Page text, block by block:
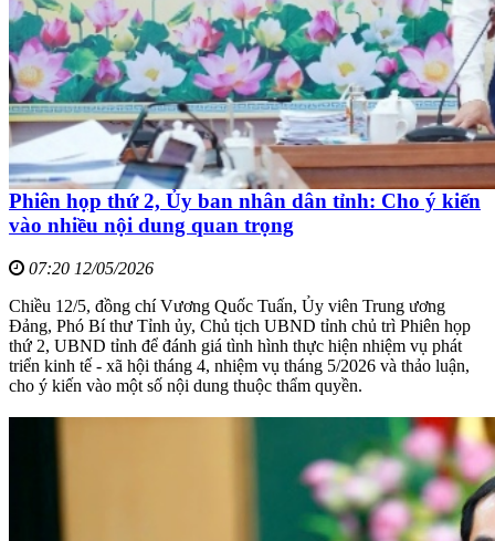
Phiên họp thứ 2, Ủy ban nhân dân tỉnh: Cho ý kiến
vào nhiều nội dung quan trọng
07:20 12/05/2026
Chiều 12/5, đồng chí Vương Quốc Tuấn, Ủy viên Trung ương
Đảng, Phó Bí thư Tỉnh ủy, Chủ tịch UBND tỉnh chủ trì Phiên họp
thứ 2, UBND tỉnh để đánh giá tình hình thực hiện nhiệm vụ phát
triển kinh tế - xã hội tháng 4, nhiệm vụ tháng 5/2026 và thảo luận,
cho ý kiến vào một số nội dung thuộc thẩm quyền.